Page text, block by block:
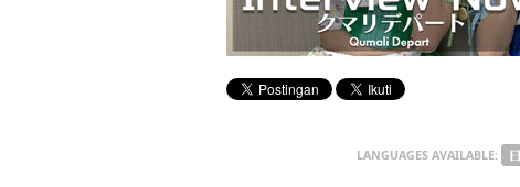
LANGUAGES AVAILABLE: